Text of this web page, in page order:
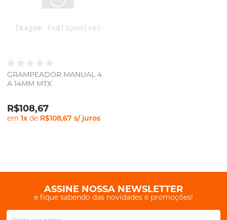
GRAMPEADOR MANUAL 4
A 14MM MTX
R$108,67
em1x de R$108,67 s/ juros
ASSINE NOSSA NEWSLETTER
e fique sabendo das novidades e promoções!